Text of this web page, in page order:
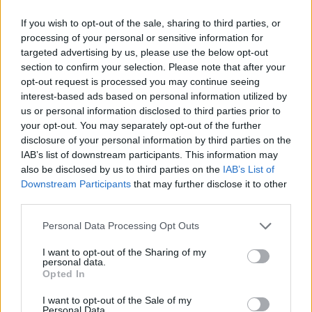
If you wish to opt-out of the sale, sharing to third parties, or
processing of your personal or sensitive information for
targeted advertising by us, please use the below opt-out
section to confirm your selection. Please note that after your
opt-out request is processed you may continue seeing
interest-based ads based on personal information utilized by
us or personal information disclosed to third parties prior to
your opt-out. You may separately opt-out of the further
disclosure of your personal information by third parties on the
IAB’s list of downstream participants. This information may
also be disclosed by us to third parties on the IAB’s List of
Downstream Participants that may further disclose it to other
Personal Data Processing Opt Outs
I want to opt-out of the Sharing of my
personal data.
Opted In
I want to opt-out of the Sale of my
Personal Data.
w szeregach Karpi może się powiększyć! A to dlatego,
że do Patryka "starxo" Kopczyńskiego, mistrza świata z
2021 roku, dołączyć ma Kamil "kamo" Frąckowiak. Dla
18-latka taki transfer byłby ogromnym awansem
sportowym, gdyż dotychczas rywalizował głównie na
poziomie lig regionalnych. Tam bronił barw NOM
Esports, Dsyre, a ostatnio również GTZ Esports. Z tą
ostatnią organizacją rozstał się jednak pod koniec
czerwca po tym, jak on i jego koledzy odpadli w play-
inach regionalnego VALORANT Challengers Ascension.
CZYTAJ TEŻ:Polak opuszcza Fnatic. Nowy
pracodawca już za chwilę?
Ale na Frąckowiaku ruchy personalne w KOI bynajmniej
nie mają się zakończyć. Poza nim organizacja Gerarda
Piqué i Ibaia Llanosa ma bowiem zaangażować Tobiasa
"ShadoWa" Flodströma. Szwed, który w przeszłości